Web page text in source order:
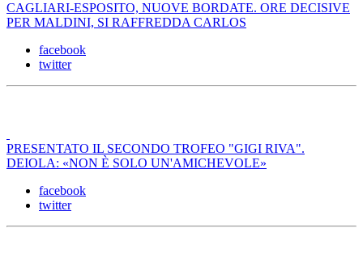
CAGLIARI-ESPOSITO, NUOVE BORDATE. ORE DECISIVE
PER MALDINI, SI RAFFREDDA CARLOS
facebook
twitter
PRESENTATO IL SECONDO TROFEO "GIGI RIVA".
DEIOLA: «NON È SOLO UN'AMICHEVOLE»
facebook
twitter